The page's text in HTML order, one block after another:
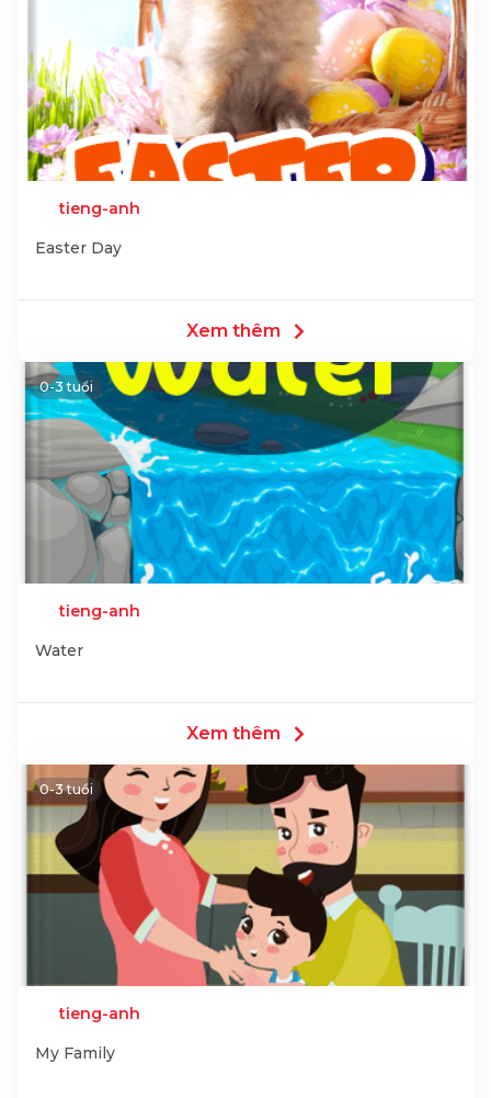
tieng-anh
Easter Day
Xem thêm
0-3 tuổi
tieng-anh
Water
Xem thêm
0-3 tuổi
tieng-anh
My Family